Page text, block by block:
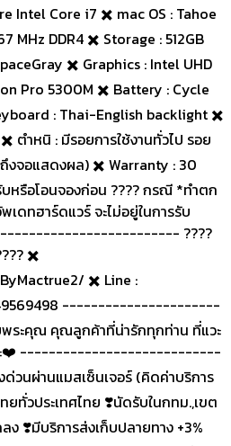
Intel Core i7 ✖️ mac OS : Tahoe
MHz DDR4 ✖️ Storage : 512GB
✖️ Graphics : Intel UHD
Pro 5300M ✖️ Battery : Cycle
: Thai-English backlight ✖️
ตำหนิ : มีรอยการใช้งานทั่วไป รอย
งจอแสดงผล) ✖️ Warranty : 30
หรือโอนจองก่อน ???? กรณี *ทำตก
ดทฮาร์ดแวร์ จะไม่อยู่ในการรับ
????
✖️
✖️ Line :
----------------------
ณ คุณลูกค้าที่น่ารักทุกท่าน ที่แวะ
ณค่ะ❤️ ----------------------------
ผ่านแมสเซ็นเจอร์ (คิดค่าบริการ
ยทั่วประเทศไทย ❣️นัดรับในกทม.,เขต
❣️มีบริการส่งเก็บปลายทาง +3%